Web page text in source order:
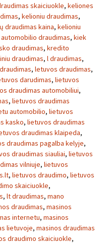
skaiciuokle, keliones
, kelioniu draudimas,
draudimas kaina, kelioniu
draudimas, kiek
draudimas, kredito
draudimas, l draudimas,
, letuvos draudimas,
darudimas, lietuvos
draudimas automobiliui,
, lietuvos draudimas
automobilio, lietuvos
kasko, lietuvos draudimas
draudimas klaipeda,
draudimas pagalba kelyje,
draudimas siauliai, lietuvos
vilniuje, lietuvos
, lietuvos draudimo, lietuvos
skaiciuokle,
, lt draudimas, mano
draudimas, masinos
internetu, masinos
lietuvoje, masinos draudimas
draudimo skaiciuokle,